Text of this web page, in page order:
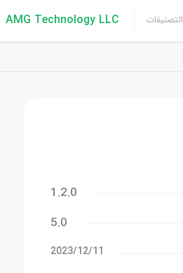
التصنيفات AMG Technology LLC
1.2.0
5.0
11‏/12‏/2023